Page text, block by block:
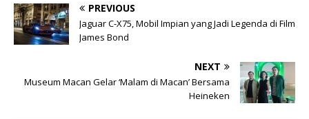
PREVIOUS
Jaguar C-X75, Mobil Impian yang Jadi Legenda di Film
James Bond
NEXT
Museum Macan Gelar ‘Malam di Macan’ Bersama
Heineken